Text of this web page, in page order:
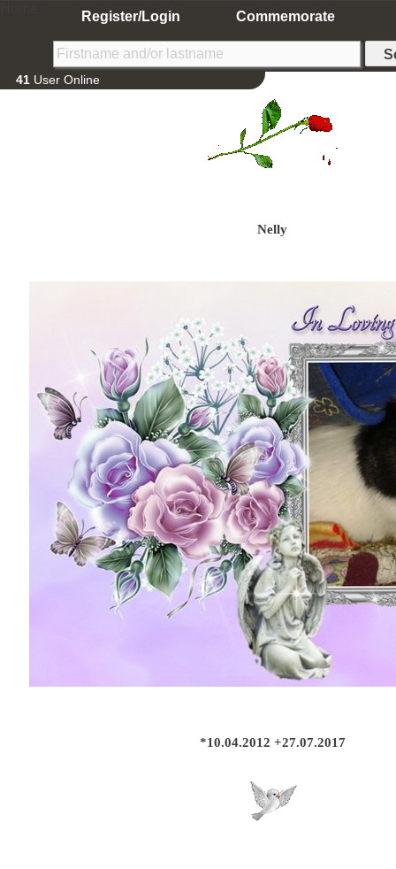
Register/Login Commemorate
41 User Online
Nelly
*10.04.2012 +27.07.2017